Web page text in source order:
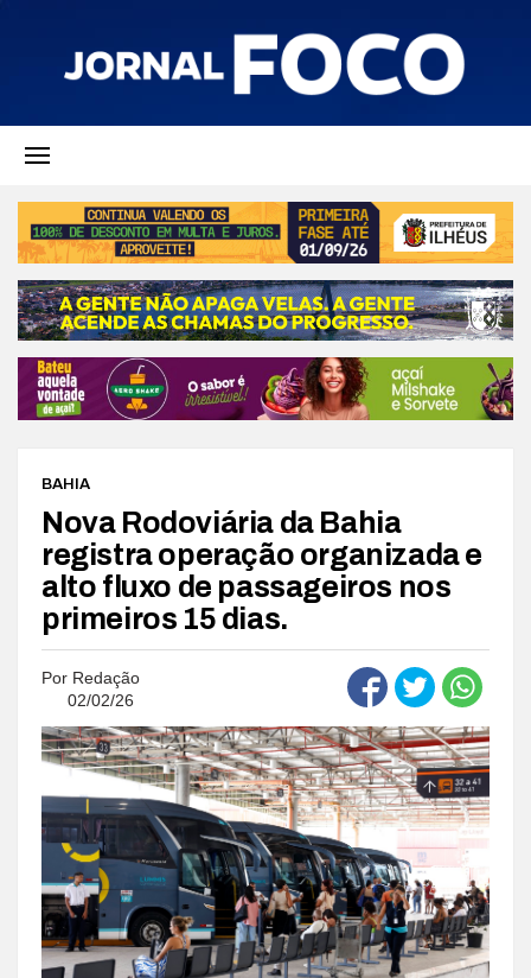
BAHIA
Nova Rodoviária da Bahia
registra operação organizada e
alto fluxo de passageiros nos
primeiros 15 dias.
Por Redação
02/02/26